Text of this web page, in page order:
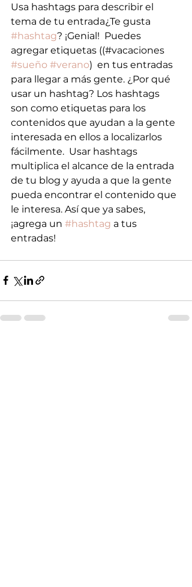
Usa hashtags para describir el
tema de tu entrada¿Te gusta
#hashtag? ¡Genial!  Puedes
agregar etiquetas ((#vacaciones
#sueño #verano)  en tus entradas
para llegar a más gente. ¿Por qué
usar un hashtag? Los hashtags
son como etiquetas para los
contenidos que ayudan a la gente
interesada en ellos a localizarlos
fácilmente.  Usar hashtags
multiplica el alcance de la entrada
de tu blog y ayuda a que la gente
pueda encontrar el contenido que
le interesa. Así que ya sabes,
¡agrega un #hashtag a tus
entradas!